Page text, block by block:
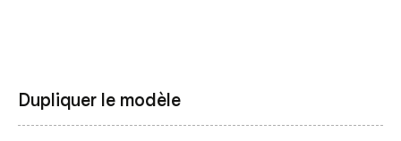
Dupliquer le modèle